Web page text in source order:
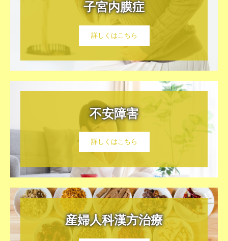
子宮内膜症
詳しくはこちら
不安障害
詳しくはこちら
産婦人科漢方治療